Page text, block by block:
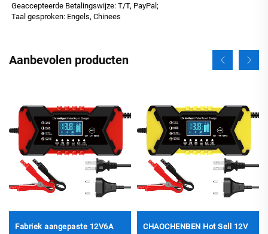
Geaccepteerde Betalingswijze: T/T, PayPal;
Taal gesproken: Engels, Chinees
Aanbevolen producten
Fabriek aangepaste 12V6A
CHAOCHENBEN Hot Sell 12V